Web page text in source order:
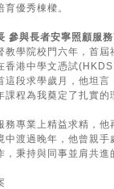
優秀棟樑。
參與長者安寧照顧服
教學院校門六年，首
香港中學文憑試
這段求學歲月，他坦
課程為我奠定了扎實
務專業上精益求精，
中渡過晚年，他曾親
，秉持與同事並肩共